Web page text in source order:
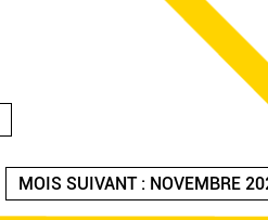
MOIS SUIVANT : NOVEMBRE